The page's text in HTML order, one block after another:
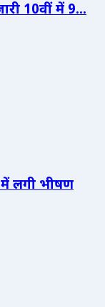
10वीं में 9...
लगी भीषण